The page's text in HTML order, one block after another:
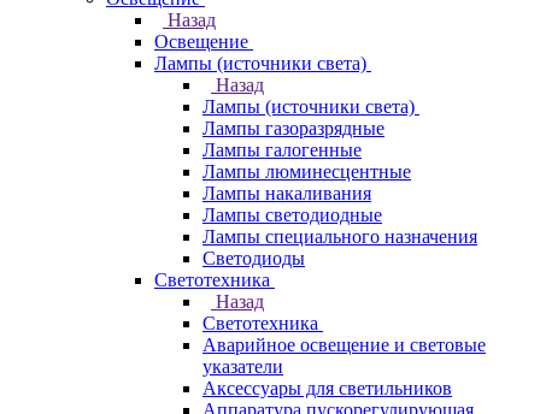
Назад
Освещение
Лампы (источники света)
Назад
Лампы (источники света)
Лампы газоразрядные
Лампы галогенные
Лампы люминесцентные
Лампы накаливания
Лампы светодиодные
Лампы специального назначения
Светодиоды
Светотехника
Назад
Светотехника
Аварийное освещение и световые
указатели
Аксессуары для светильников
Аппаратура пускорегулирующая